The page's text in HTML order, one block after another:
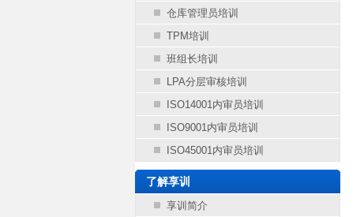
仓库管理员培训
TPM培训
班组长培训
LPA分层审核培训
ISO14001内审员培训
ISO9001内审员培训
ISO45001内审员培训
了解享训
享训简介